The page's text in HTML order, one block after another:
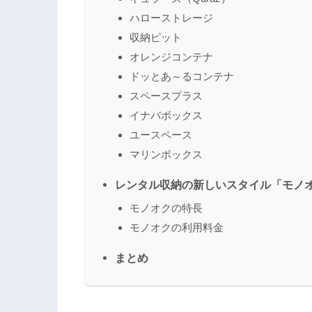
ハローストレージ
収納ピット
オレンジコンテナ
ドッとあ～るコンテナ
スペースプラス
イナバボックス
ユースペース
マリンボックス
レンタル収納の新しいスタイル「モノ
モノオクの特長
モノオクの利用料金
まとめ